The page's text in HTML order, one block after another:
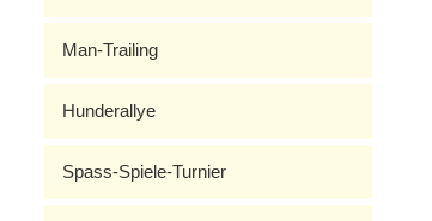
Man-Trailing
Hunderallye
Spass-Spiele-Turnier